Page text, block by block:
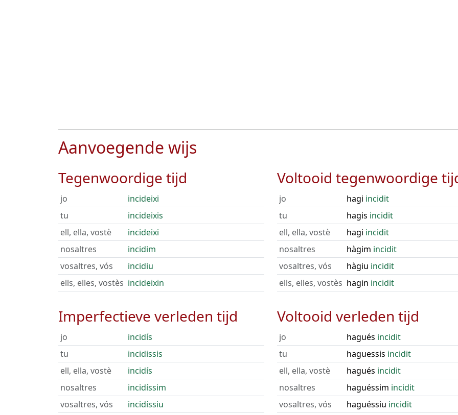
Aanvoegende wijs
Tegenwoordige tijd
jo
incideixi
tu
incideixis
ell, ella, vostè
incideixi
nosaltres
incidim
vosaltres, vós
incidiu
ells, elles, vostès incideixin
Imperfectieve verleden tijd
jo
incidís
tu
incidissis
ell, ella, vostè
incidís
nosaltres
incidíssim
vosaltres, vós
incidíssiu
Voltooid tegenwoordige
jo hagi incidit
tu
hagis incidit
ell, ella, vostè
hagi incidit
nosaltres
hàgim incidit
vosaltres, vós
hàgiu incidit
ells, elles, vostès hagin incidit
Voltooid verleden tijd
jo hagués incidit
tu
haguessis incidit
ell, ella, vostè
hagués incidit
nosaltres
haguéssim incidit
vosaltres, vós
haguéssiu incidit